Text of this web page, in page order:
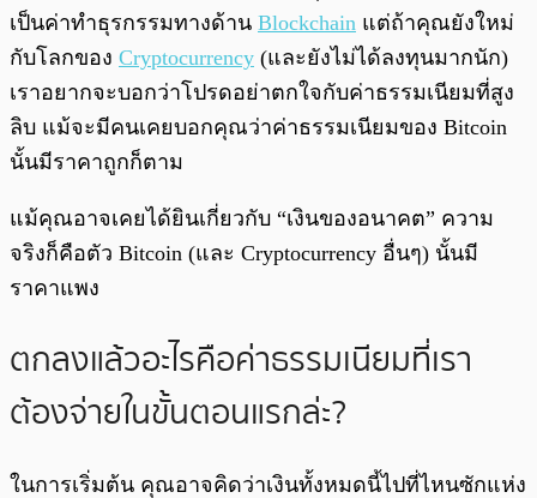
เป็นค่าทำธุรกรรมทางด้าน Blockchain แต่ถ้าคุณยังใหม่
กับโลกของ Cryptocurrency (และยังไม่ได้ลงทุนมากนัก)
เราอยากจะบอกว่าโปรดอย่าตกใจกับค่าธรรมเนียมที่สูง
ลิบ แม้จะมีคนเคยบอกคุณว่าค่าธรรมเนียมของ Bitcoin
นั้นมีราคาถูกก็ตาม
แม้คุณอาจเคยได้ยินเกี่ยวกับ “เงินของอนาคต” ความ
จริงก็คือตัว Bitcoin (และ Cryptocurrency อื่นๆ) นั้นมี
ราคาแพง
ตกลงแล้วอะไรคือค่าธรรมเนียมที่เรา
ต้องจ่ายในขั้นตอนแรกล่ะ?
ในการเริ่มต้น คุณอาจคิดว่าเงินทั้งหมดนี้ไปที่ไหนซักแห่ง